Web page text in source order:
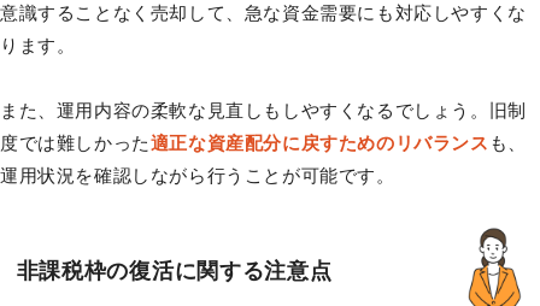
意識することなく売却して、急な資金需要にも対応しやすくな
ります。
また、運用内容の柔軟な見直しもしやすくなるでしょう。旧制
度では難しかった適正な資産配分に戻すためのリバランス も、
運用状況を確認しながら行うことが可能です。
非課税枠の復活に関する注意点